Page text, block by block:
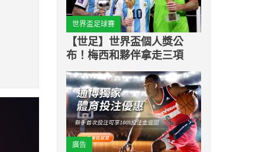
世界盃足球賽
【世足】世界盃個人獎公
布！梅西和夥伴拿走三項
廣告